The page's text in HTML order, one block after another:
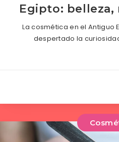
Egipto:
La cosmética en el Antiguo
despertado la